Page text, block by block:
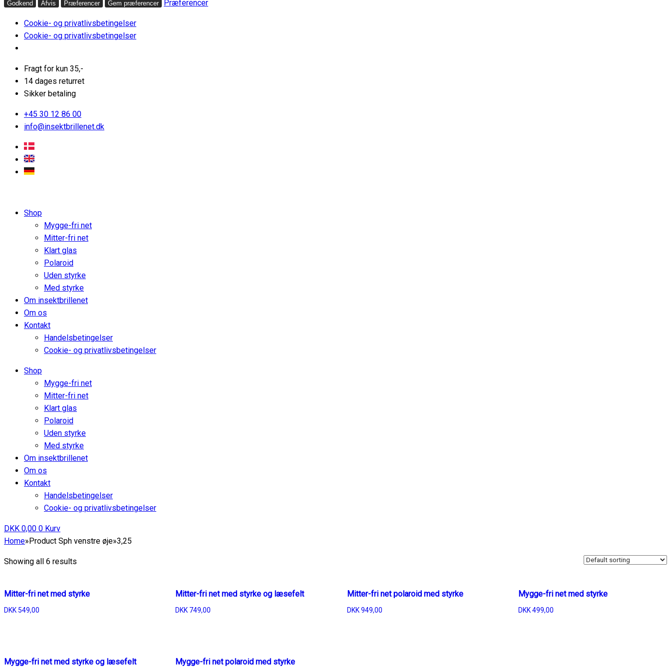
Godkend Afvis Præferencer Gem præferencer Præferencer
Cookie- og privatlivsbetingelser
Cookie- og privatlivsbetingelser
Fragt for kun 35,-
14 dages returret
Sikker betaling
+45 30 12 86 00
info@insektbrillenet.dk
Shop
Mygge-fri net
Mitter-fri net
Klart glas
Polaroid
Uden styrke
Med styrke
Om insektbrillenet
Om os
Kontakt
Handelsbetingelser
Cookie- og privatlivsbetingelser
Shop
Mygge-fri net
Mitter-fri net
Klart glas
Polaroid
Uden styrke
Med styrke
Om insektbrillenet
Om os
Kontakt
Handelsbetingelser
Cookie- og privatlivsbetingelser
DKK 0,00 0 Kurv
Home»Product Sph venstre øje»3,25
Showing all 6 results
Mitter-fri net med styrke
DKK 549,00
Mitter-fri net med styrke og læsefelt
DKK 749,00
Mitter-fri net polaroid med styrke
DKK949,00
Mygge-fri net med styrke
DKK499,00
Mygge-fri net med styrke og læsefelt Mygge-fri net polaroid med styrke